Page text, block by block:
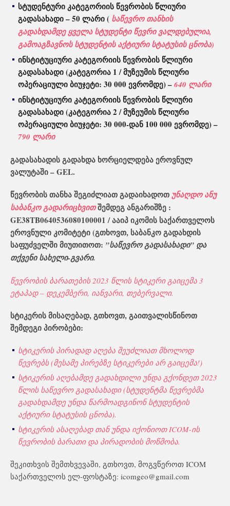
სტუდენტური კატეგორიის წევრობის წლიური
გადასახადი – 50 ლარი ( საწევრო თანხის
გადახდამდე ყველა სტუდენტი წევრი ვალდებულია,
გამოაგზავნოს სტუდენტის აქტიური სტატუსის ცნობა)
ინსტიტუციური კატეგორიის წევრობის წლიური
გადასახადი (კატეგორია 1 / მუზეუმის წლიური
ოპერაციული ბიუჯეტი: 30 000 ევრომდე) –640 ლარი
ინსტიტუციური კატეგორიის წევრობის წლიური
გადასახადი (კატეგორია 2 / მუზეუმის წლიური
ოპერაციული ბიუჯეტი: 30 000-დან 100 000 ევრომდე) –
790 ლარი
გადასახადის გადახდა ხორციელდება ეროვნულ
ვალუტაში – GEL.
წევრობის თანხა შეგიძლიათ გადაიხადოთ უნაღდო ანუ
საბანკო გადარიცხვითშემდეგ ანგარიშზე :
GE38TB0640536080100001 / ააიპ იკომის საქართველოს
ეროვნული კომიტეტი (გთხოვთ, საბანკო გადახდის
საფუძველში მიუთითოთ: ”საწევრო გადასახადი” და
თქვენი სახელი-გვარი.
წევრობის ბარათების 2023 წლის სტიკერი გაიცემა 3
ეტაპად – დეკემბერი, იანვარი, თებერვალი.
სტიკერის მისაღებად, გთხოვთ, გაითვალისწინოთ
შემდეგი პირობები:
სტიკერის პირადად აღება შეუძლიათ მხოლოდ
წევრებს (მესამე პირებზე სტიკერები არ გაიცემა!)
სტიკერის აღებამდე გადახდილი უნდა გქონდეთ 2023
წლის საწევრო გადასახადი (სტუდენტმა წევრებმა
გადახდამდე უნდა წარმოადგინონსტუდენტის
აქტიური სტატუსის ცნობა).
სტიკერის ასაღებად თან უნდა იქონიოთ ICOM-ის
წევრობის ბარათი და პირადობის მოწმობა.
შეკითხვის შემთხვევაში, გთხოვთ, მოგვწეროთ ICOM
საქართველოს ელ-ფოსტაზე: icomgeo@gmail.com